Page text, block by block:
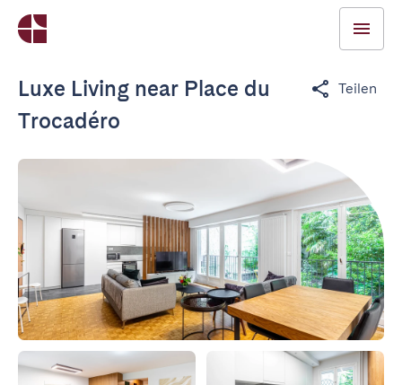
Luxe Living near Place du
Trocadéro
Teilen